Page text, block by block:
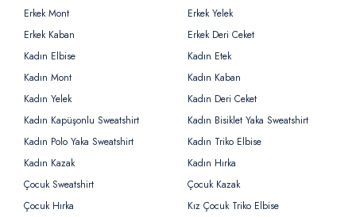
Erkek Mont
Erkek Yelek
Erkek Kaban
Erkek Deri Ceket
Kadın Elbise
Kadın Etek
Kadın Mont
Kadın Kaban
Kadın Yelek
Kadın Deri Ceket
Kadın Kapüşonlu Sweatshirt
Kadın Bisiklet Yaka Sweatshirt
Kadın Polo Yaka Sweatshirt
Kadın Triko Elbise
Kadın Kazak
Kadın Hırka
Çocuk Sweatshirt
Çocuk Kazak
Çocuk Hırka
Kız Çocuk Triko Elbise